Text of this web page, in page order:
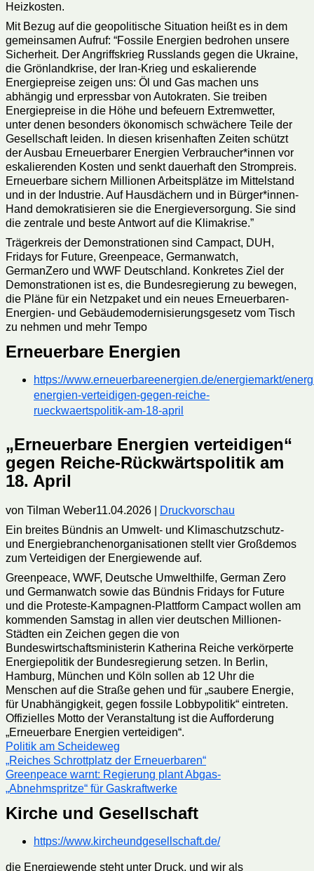
Heizkosten.
Mit Bezug auf die geopolitische Situation heißt es in dem
gemeinsamen Aufruf: “Fossile Energien bedrohen unsere
Sicherheit. Der Angriffskrieg Russlands gegen die Ukraine,
die Grönlandkrise, der Iran-Krieg und eskalierende
Energiepreise zeigen uns: Öl und Gas machen uns
abhängig und erpressbar von Autokraten. Sie treiben
Energiepreise in die Höhe und befeuern Extremwetter,
unter denen besonders ökonomisch schwächere Teile der
Gesellschaft leiden. In diesen krisenhaften Zeiten schützt
der Ausbau Erneuerbarer Energien Verbraucher*innen vor
eskalierenden Kosten und senkt dauerhaft den Strompreis.
Erneuerbare sichern Millionen Arbeitsplätze im Mittelstand
und in der Industrie. Auf Hausdächern und in Bürger*innen-
Hand demokratisieren sie die Energieversorgung. Sie sind
die zentrale und beste Antwort auf die Klimakrise.”
Trägerkreis der Demonstrationen sind Campact, DUH,
Fridays for Future, Greenpeace, Germanwatch,
GermanZero und WWF Deutschland. Konkretes Ziel der
Demonstrationen ist es, die Bundesregierung zu bewegen,
die Pläne für ein Netzpaket und ein neues Erneuerbaren-
Energien- und Gebäudemodernisierungsgesetz vom Tisch
zu nehmen und mehr Tempo
Erneuerbare Energien
https://www.erneuerbareenergien.de/energiemarkt/
energien-verteidigen-gegen-reiche-
rueckwaertspolitik-am-18-april
„Erneuerbare Energien verteidigen“
gegen Reiche-Rückwärtspolitik am
18. April
von Tilman Weber11.04.2026 |
Druckvorschau
Ein breites Bündnis an Umwelt- und Klimaschutzschutz-
und Energiebranchenorganisationen stellt vier Großdemos
zum Verteidigen der Energiewende auf.
Greenpeace, WWF, Deutsche Umwelthilfe, German Zero
und Germanwatch sowie das Bündnis Fridays for Future
und die Proteste-Kampagnen-Plattform Campact wollen am
kommenden Samstag in allen vier deutschen Millionen-
Städten ein Zeichen gegen die von
Bundeswirtschaftsministerin Katherina Reiche verkörperte
Energiepolitik der Bundesregierung setzen. In Berlin,
Hamburg, München und Köln sollen ab 12 Uhr die
Menschen auf die Straße gehen und für „saubere Energie,
für Unabhängigkeit, gegen fossile Lobbypolitik“ eintreten.
Offizielles Motto der Veranstaltung ist die Aufforderung
„Erneuerbare Energien verteidigen“.
Politik am Scheideweg
„Reiches Schrottplatz der Erneuerbaren“
Greenpeace warnt: Regierung plant Abgas-
„Abnehmspritze“ für Gaskraftwerke
Kirche und Gesellschaft
https://www.kircheundgesellschaft.de/
die Energiewende steht unter Druck, und wir als